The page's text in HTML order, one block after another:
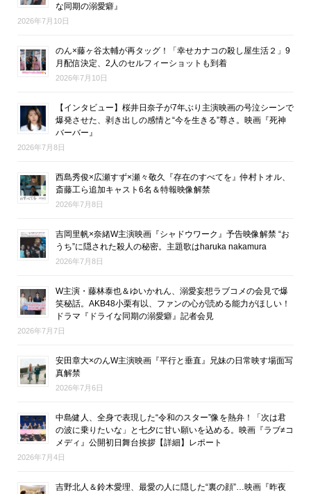
な同期の溺愛癖』
2026年7月10日
のん×藤ヶ谷太輔が再タッグ！「幸せカナコの殺し屋生活２」9
月配信決定、2人のセルフィーショットも到着
2026年7月10日
【インタビュー】桜井日奈子が7年ぶり主演映画の号泣シーンで
爆発させた、剥き出しの感情と“今を生きる”尊さ。映画『死神
バーバー』
2026年7月8日
西島秀俊×広瀬すず×瀬々敬久『存在のすべてを』仲村トオル、
斎藤工ら追加キャスト6名＆特報映像解禁
2026年7月8日
吉岡里帆×奈緒W主演映画『シャドウワーク』予告映像解禁 “お
うち”に隠された殺人の秘密。主題歌はharuka nakamura
2026年7月8日
W主演・藤林泰也＆ゆいかれん、溺愛妄想ラブコメの会見で爆
笑秘話。AKB48小栗有以、ファンの心が読める能力がほしい！
ドラマ『ドライな同期の溺愛癖』記者会見
2026年7月7日
安田章大×のんW主演映画『平行と垂直』兄妹の日常映す場面写
真解禁
2026年7月6日
中島健人、全身で表現した“令和のスター”像を熱弁！「次は君
の波に乗りたいな」と七夕に甘い願いを込める。映画『ラブ≠コ
メディ』公開初日舞台挨拶【詳細】レポート
2026年7月4日
吉野北人＆鈴木愛理、最愛の人に隠した“裏の顔”…映画『昨夜